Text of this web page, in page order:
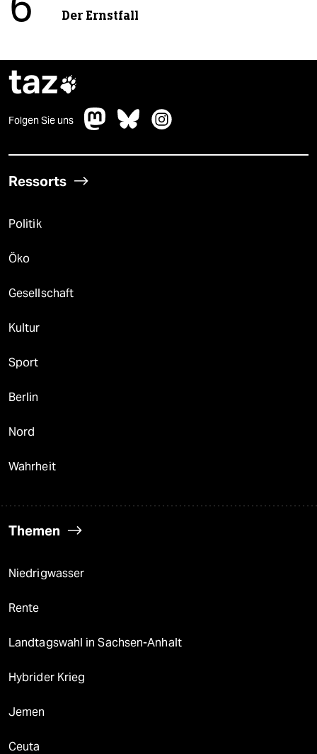
6 Der Ernstfall
taz
Folgen Sie uns
Ressorts
Politik
Öko
Gesellschaft
Kultur
Sport
Berlin
Nord
Wahrheit
Themen
Niedrigwasser
Rente
Landtagswahl in Sachsen-Anhalt
Hybrider Krieg
Jemen
Ceuta